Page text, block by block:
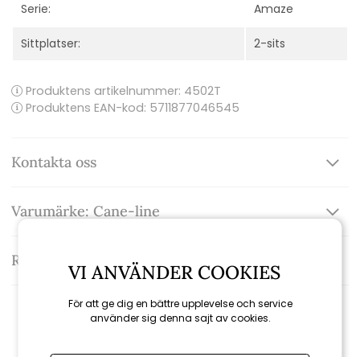
Serie: Amaze
Sittplatser: 2-sits
Produktens artikelnummer: 4502T
Produktens EAN-kod: 5711877046545
Kontakta oss
Varumärke: Cane-line
Recensioner
VI ANVÄNDER COOKIES
För att ge dig en bättre upplevelse och service
använder sig denna sajt av cookies.